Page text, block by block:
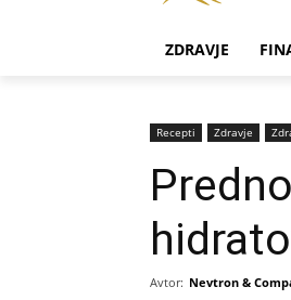
ZDRAVJE
Recepti Zdravje
Avtor: Nevtron &